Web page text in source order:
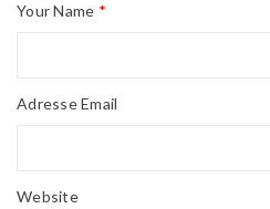
Your Name *
Adresse Email
Website